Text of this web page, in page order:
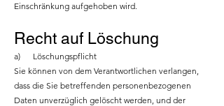
Einschränkung aufgehoben wird.
Recht auf Löschung
a) Löschungspflicht
Sie können von dem Verantwortlichen verlangen,
dass die Sie betreffenden personenbezogenen
Daten unverzüglich gelöscht werden, und der